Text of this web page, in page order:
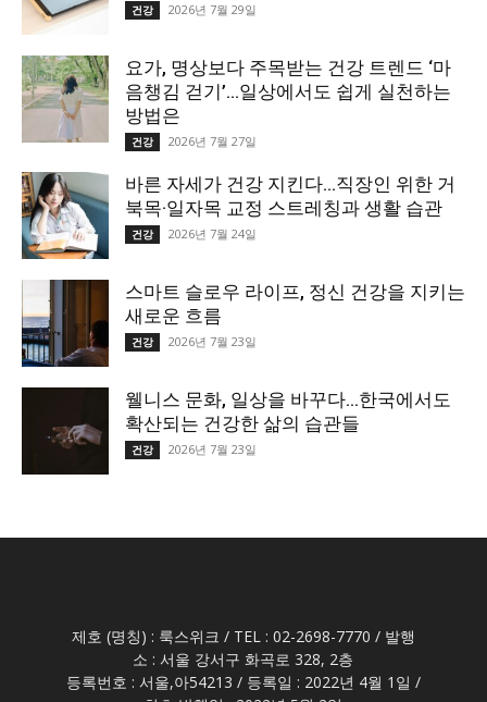
건강 2026년 7월 29일
요가, 명상보다 주목받는 건강 트렌드 ‘마
음챙김 걷기’…일상에서도 쉽게 실천하는
방법은
건강 2026년 7월 27일
바른 자세가 건강 지킨다…직장인 위한 거
북목·일자목 교정 스트레칭과 생활 습관
건강 2026년 7월 24일
스마트 슬로우 라이프, 정신 건강을 지키는
새로운 흐름
건강 2026년 7월 23일
웰니스 문화, 일상을 바꾸다…한국에서도
확산되는 건강한 삶의 습관들
건강 2026년 7월 23일
제호 (명칭) : 룩스위크 / TEL : 02-2698-7770 / 발행
소 : 서울 강서구 화곡로 328, 2층
등록번호 : 서울,아54213 / 등록일 : 2022년 4월 1일 /